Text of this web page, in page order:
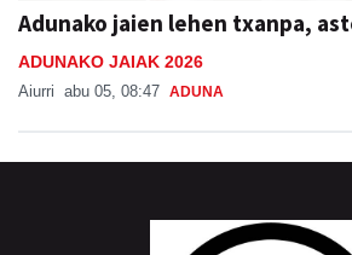
Adunako jaien lehen txanpa,
ADUNAKO JAIAK 2026
Aiurri abu 05, 08:47 ADUNA